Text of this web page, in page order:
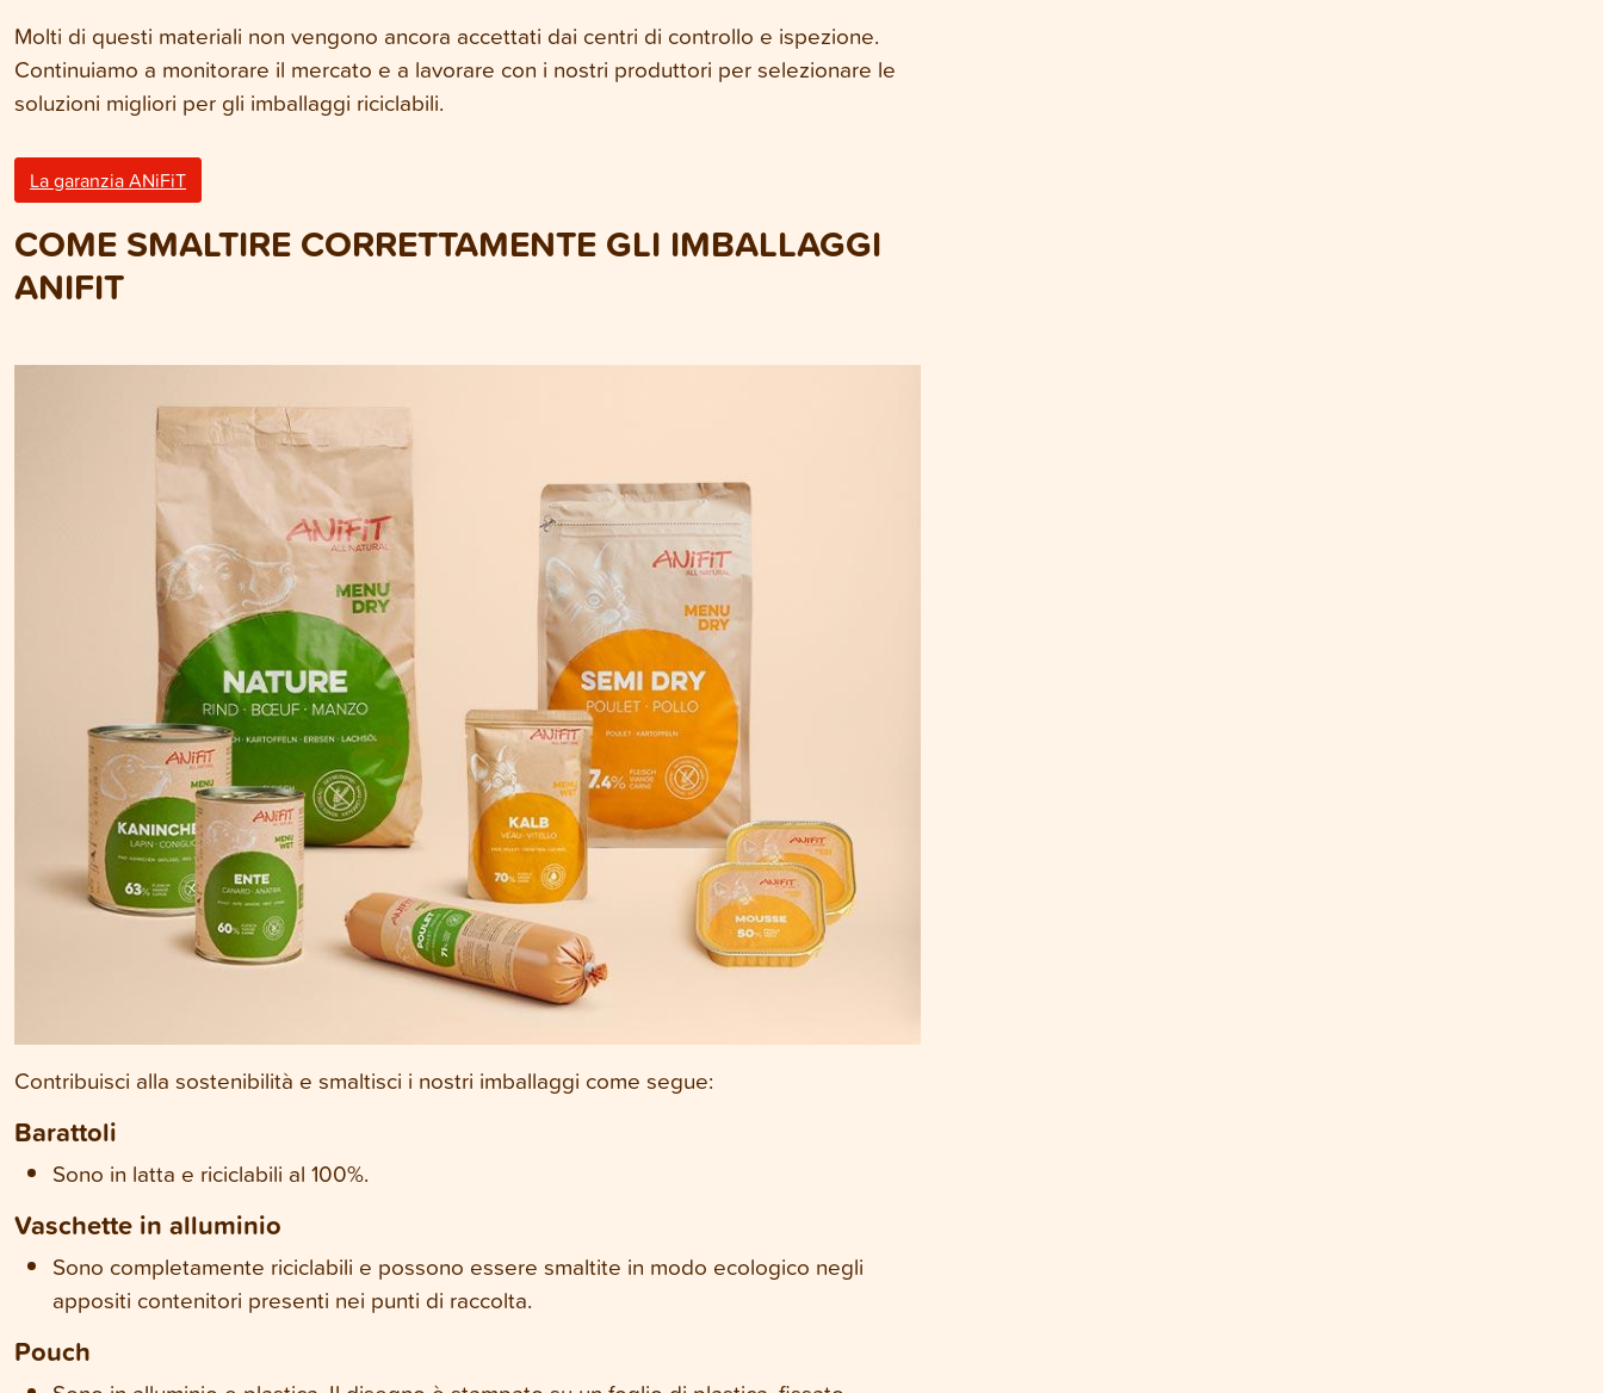
Molti di questi materiali non vengono ancora accettati dai centri di controllo e ispezione.
Continuiamo a monitorare il mercato e a lavorare con i nostri produttori per selezionare le
soluzioni migliori per gli imballaggi riciclabili.
La garanzia ANiFiT
COME SMALTIRE CORRETTAMENTE GLI IMBALLAGGI
ANIFIT
Contribuisci alla sostenibilità e smaltisci i nostri imballaggi come segue:
Barattoli
Sono in latta e riciclabili al 100%.
Vaschette in alluminio
Sono completamente riciclabili e possono essere smaltite in modo ecologico negli
appositi contenitori presenti nei punti di raccolta.
Pouch